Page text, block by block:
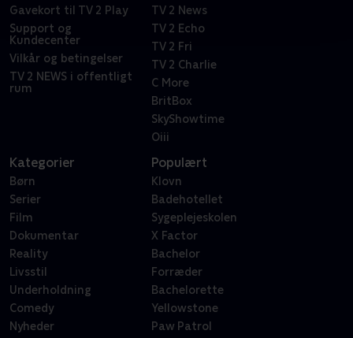
Gavekort til TV 2 Play
Support og
Kundecenter
Vilkår og betingelser
TV 2 NEWS i offentligt
rum
TV 2 News
TV 2 Echo
TV 2 Fri
TV 2 Charlie
C More
BritBox
SkyShowtime
Oiii
Kategorier
Børn
Serier
Film
Dokumentar
Reality
Livsstil
Underholdning
Comedy
Nyheder
Populært
Klovn
Badehotellet
Sygeplejeskolen
X Factor
Bachelor
Forræder
Bachelorette
Yellowstone
Paw Patrol